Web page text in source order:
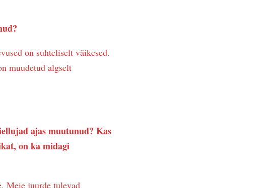
on suhteliselt väikesed.
muudetud algselt
ajas muutunud? Kas
on ka midagi
Meie juurde tulevad